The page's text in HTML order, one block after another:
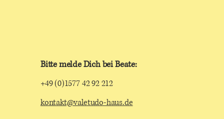
Bitte melde Dich bei Beate:
+49 (0)1577 42 92 212
kontakt@valetudo-haus.de